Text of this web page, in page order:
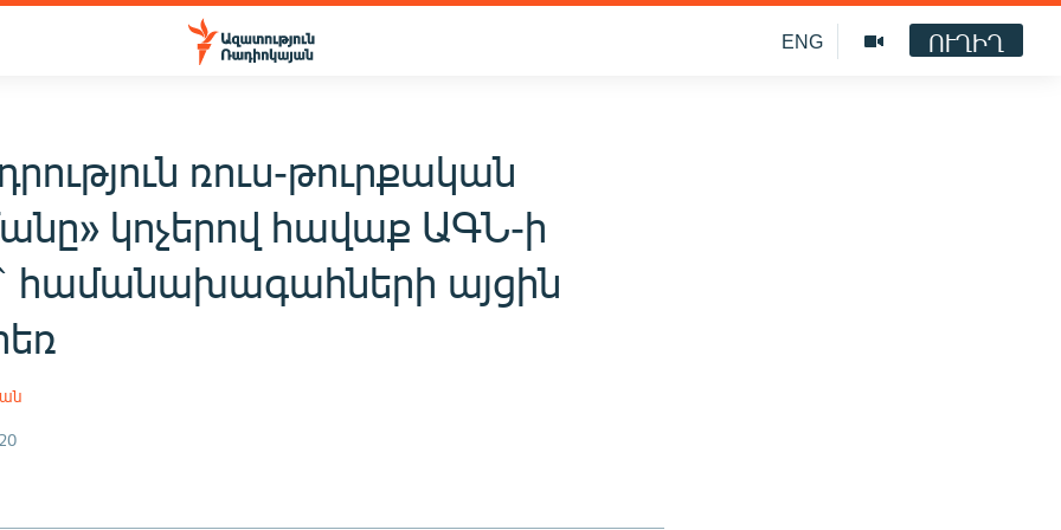
ENG ՈՒՂԻՂ
ռուս-թուրքական
կոչերով հավաք ԱԳՆ-ի
համանախագահների այցին